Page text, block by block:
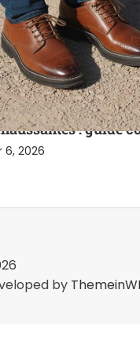
quand on
: guide
6, 2026
by